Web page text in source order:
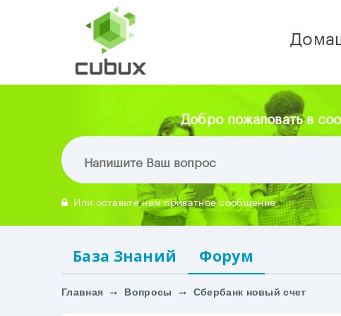
Добро пожаловать в
Или оставьте нам приватное сообщение
База Знаний Форум
Главная Вопросы Сбербанк новый счет